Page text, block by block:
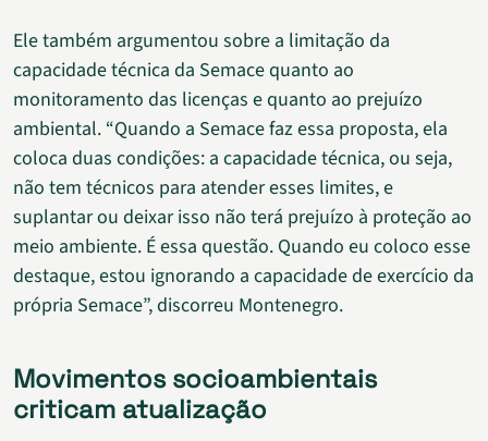
Ele também argumentou sobre a limitação da
capacidade técnica da Semace quanto ao
monitoramento das licenças e quanto ao prejuízo
ambiental. “Quando a Semace faz essa proposta, ela
coloca duas condições: a capacidade técnica, ou seja,
não tem técnicos para atender esses limites, e
suplantar ou deixar isso não terá prejuízo à proteção ao
meio ambiente. É essa questão. Quando eu coloco esse
destaque, estou ignorando a capacidade de exercício da
própria Semace”, discorreu Montenegro.
Movimentos socioambientais
criticam atualização